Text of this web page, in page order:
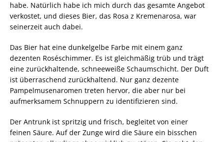
habe. Natürlich habe ich mich durch das gesamte Angebot
verkostet, und dieses Bier, das Rosa z Kremenarosa, war
seinerzeit auch dabei.
Das Bier hat eine dunkelgelbe Farbe mit einem ganz
dezenten Roséschimmer. Es ist gleichmäßig trüb und trägt
eine zurückhaltende, schneeweiße Schaumschicht. Der Duft
ist überraschend zurückhaltend. Nur ganz dezente
Pampelmusenaromen treten hervor, die aber nur bei
aufmerksamem Schnuppern zu identifizieren sind.
Der Antrunk ist spritzig und frisch, begleitet von einer
feinen Säure. Auf der Zunge wird die Säure ein bisschen